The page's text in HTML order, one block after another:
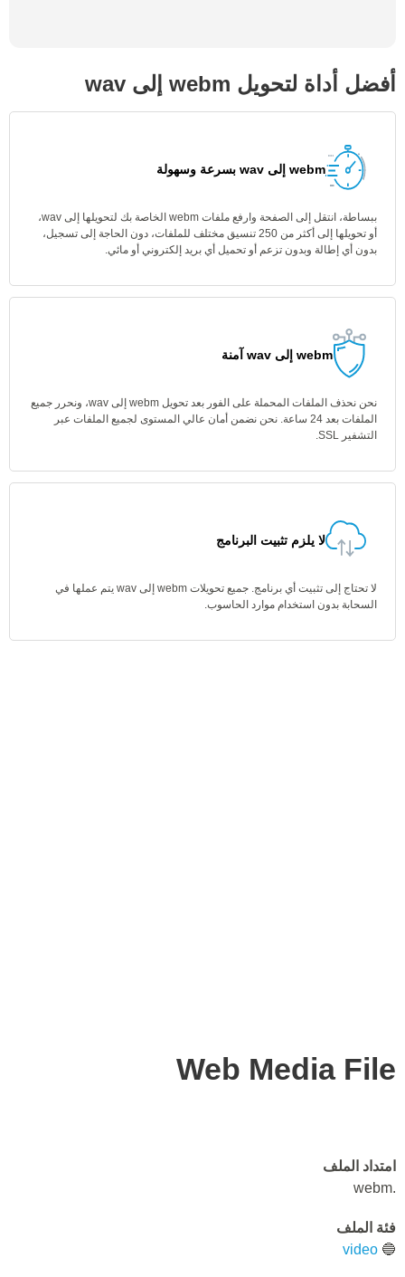
أفضل أداة لتحويل webm إلى wav
webm إلى wav بسرعة وسهولة
ببساطة، انتقل إلى الصفحة وارفع ملفات webm الخاصة بك لتحويلها إلى wav،
أو تحويلها إلى أكثر من 250 تنسيق مختلف للملفات، دون الحاجة إلى تسجيل،
بدون أي إطالة وبدون تزعم أو تحميل أي بريد إلكتروني أو مائي.
webm إلى wav آمنة
نحن نحذف الملفات المحملة على الفور بعد تحويل webm إلى wav، ونحرر جميع
الملفات بعد 24 ساعة. نحن نضمن أمان عالي المستوى لجميع الملفات عبر
التشفير SSL.
لا يلزم تثبيت البرنامج
لا تحتاج إلى تثبيت أي برنامج. جميع تحويلات webm إلى wav يتم عملها في
السحابة بدون استخدام موارد الحاسوب.
Web Media File
امتداد الملف
.webm
فئة الملف
🔵
video